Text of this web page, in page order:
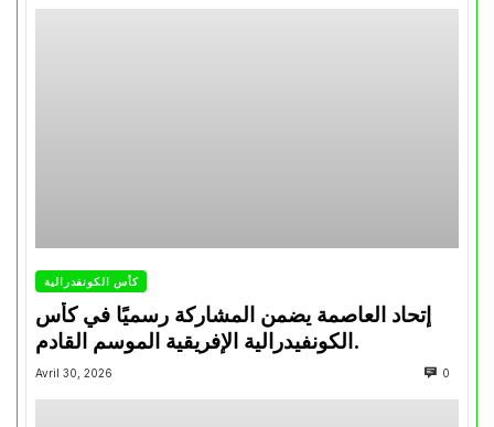
كأس الكونفدرالية
إتحاد العاصمة يضمن المشاركة رسميًا في كأس
الكونفيدرالية الإفريقية الموسم القادم.
Avril 30, 2026 0